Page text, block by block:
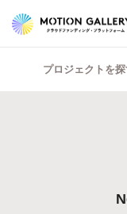
プロジェクトを